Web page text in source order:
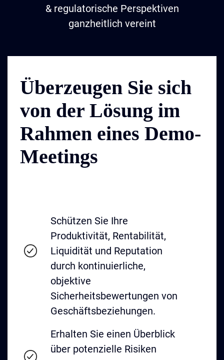
& regulatorische Perspektiven
ganzheitlich vereint
Überzeugen Sie sich
von der Lösung im
Rahmen eines Demo-
Meetings
Schützen Sie Ihre
Produktivität, Rentabilität,
Liquidität und Reputation
durch kontinuierliche,
objektive
Sicherheitsbewertungen von
Geschäftsbeziehungen.
Erhalten Sie einen Überblick
über potenzielle Risiken